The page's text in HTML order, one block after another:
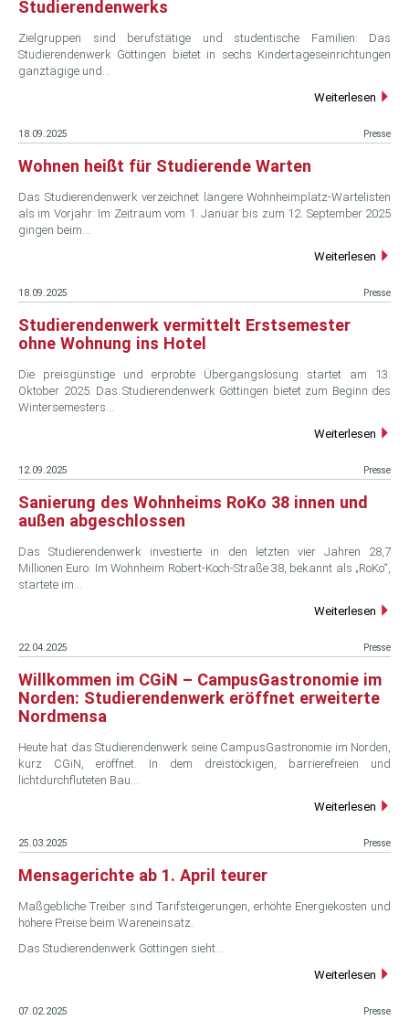
Studierendenwerks
Zielgruppen sind berufstätige und studentische Familien: Das
Studierendenwerk Göttingen bietet in sechs Kindertageseinrichtungen
ganztägige und…
Weiterlesen
18.09.2025 Presse
Wohnen heißt für Studierende Warten
Das Studierendenwerk verzeichnet längere Wohnheimplatz-Wartelisten
als im Vorjahr: Im Zeitraum vom 1. Januar bis zum 12. September 2025
gingen beim…
Weiterlesen
18.09.2025 Presse
Studierendenwerk vermittelt Erstsemester
ohne Wohnung ins Hotel
Die preisgünstige und erprobte Übergangslösung startet am 13.
Oktober 2025: Das Studierendenwerk Göttingen bietet zum Beginn des
Wintersemesters…
Weiterlesen
12.09.2025 Presse
Sanierung des Wohnheims RoKo 38 innen und
außen abgeschlossen
Das Studierendenwerk investierte in den letzten vier Jahren 28,7
Millionen Euro: Im Wohnheim Robert-Koch-Straße 38, bekannt als „RoKo“,
startete im…
Weiterlesen
22.04.2025 Presse
Willkommen im CGiN – CampusGastronomie im
Norden: Studierendenwerk eröffnet erweiterte
Nordmensa
Heute hat das Studierendenwerk seine CampusGastronomie im Norden,
kurz CGiN, eröffnet. In dem dreistöckigen, barrierefreien und
lichtdurchfluteten Bau…
Weiterlesen
25.03.2025 Presse
Mensagerichte ab 1. April teurer
Maßgebliche Treiber sind Tarifsteigerungen, erhöhte Energiekosten und
höhere Preise beim Wareneinsatz.
Das Studierendenwerk Göttingen sieht…
Weiterlesen
07.02.2025 Presse